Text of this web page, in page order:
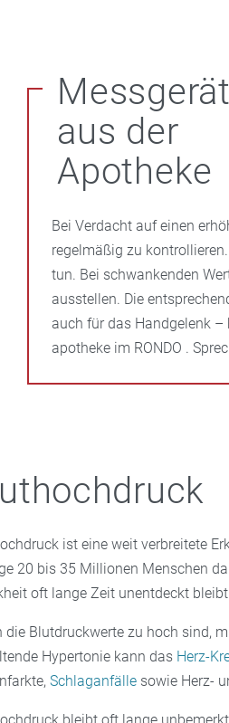
aus der
Apotheke
Bei Verdacht auf einen
regelmäßig zu
tun. Bei schwankenden
ausstellen. Die
auch für das Handgelenk –
apotheke im RONDO .
ist eine weit verbreitete
20 bis 35 Millionen Menschen
oft lange Zeit unentdeckt
die Blutdruckwerte zu hoch sind,
Hypertonie kann das Herz-
Schlaganfällesowie Herz-